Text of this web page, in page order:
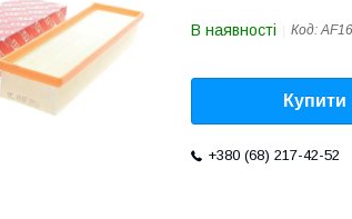
В наявності Код:
Купити
+380 (68) 217-42-52